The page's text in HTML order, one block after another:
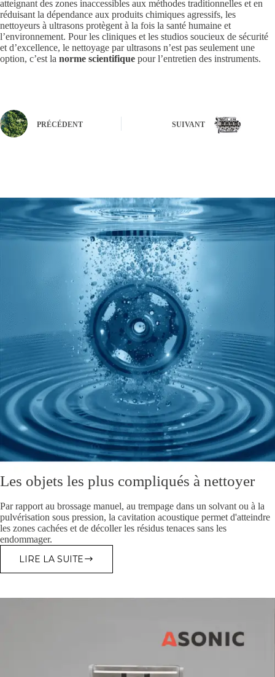
atteignant des zones inaccessibles aux méthodes traditionnelles et en
réduisant la dépendance aux produits chimiques agressifs, les
nettoyeurs à ultrasons protègent à la fois la santé humaine et
l’environnement. Pour les cliniques et les studios soucieux de sécurité
et d’excellence, le nettoyage par ultrasons n’est pas seulement une
option, c’est la norme scientifique pour l’entretien des instruments.
PRÉCÉDENT SUIVANT
Les objets les plus compliqués à nettoyer
Par rapport au brossage manuel, au trempage dans un solvant ou à la
pulvérisation sous pression, la cavitation acoustique permet d'atteindre
les zones cachées et de décoller les résidus tenaces sans les
endommager.
LIRE LA SUITE
LES
OBJETS
PLUS